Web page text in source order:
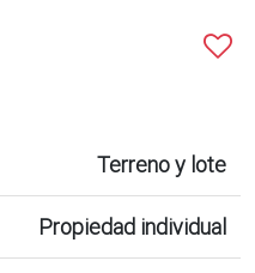
Terreno y lote
Propiedad individual